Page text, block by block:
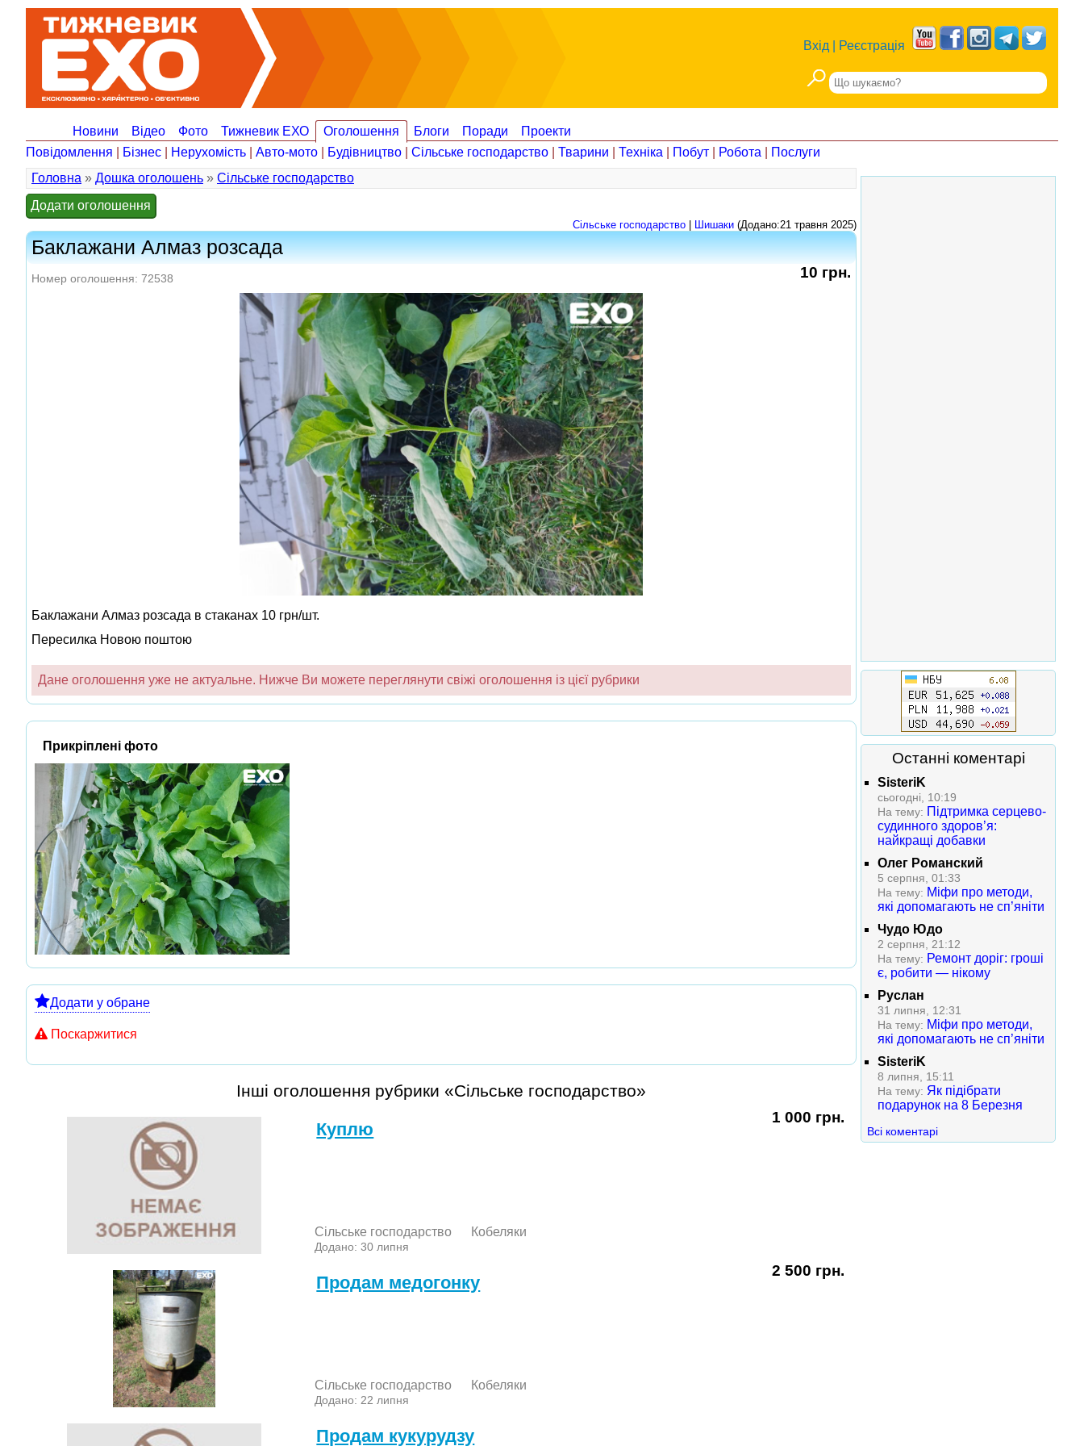
Вхід Реєстрація
Новини Відео Фото Тижневик ЕХО Оголошення Блоги Поради
Проекти
Повідомлення
Бізнес Нерухомість Авто-мото Будівництво Сільське господарство Тварини Техніка Побут Робота
Послуги
Головна » Дошка оголошень » Сільське господарство
Додати оголошення
Сільське господарство Шишаки (Додано:21 травня 2025)
Баклажани Алмаз розсада
10 грн.
Номер оголошення: 72538
Баклажани Алмаз розсада в стаканах 10 грн/шт.
Пересилка Новою поштою
Дане оголошення уже не актуальне. Нижче Ви можете переглянути свіжі оголошення із цієї рубрики
Прикріплені фото
Додати у обране
Поскаржитися
Інші оголошення рубрики «Сільське господарство»
Куплю
Сільське господарство Кобеляки
Додано: 30 липня
1 000 грн.
Продам медогонку
Сільське господарство Кобеляки
Додано: 22 липня
2 500 грн.
Продам кукурудзу
Останні коментарі
SisteriK
сьогодні, 10:19
На тему: Підтримка серцево-
судинного здоров’я:
найкращі добавки
Олег Романский
5 серпня, 01:33
На тему: Міфи про методи,
які допомагають не сп’яніти
Чудо Юдо
2 серпня, 21:12
На тему: Ремонт доріг: гроші
є, робити — нікому
Руслан
31 липня, 12:31
На тему: Міфи про методи,
які допомагають не сп’яніти
SisteriK
8 липня, 15:11
На тему: Як підібрати
подарунок на 8 Березня
Всі коментарі